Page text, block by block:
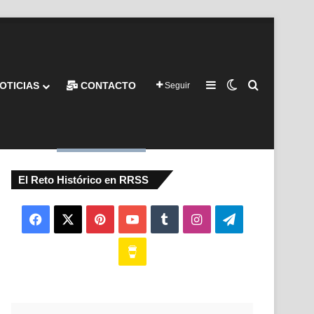
CONTACTO Seguir Barra lateral
Switch skin
El Reto Histórico en RRSS
Facebook PinterestYouTubeTumblrInstagramTelegram